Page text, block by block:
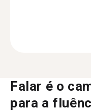
Falar é o
para a